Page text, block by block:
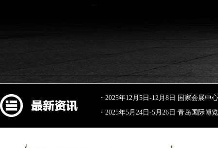
· 2025年12月5日-12月8日 国家会展中
· 2025年5月24日-5月26日 青岛国际博